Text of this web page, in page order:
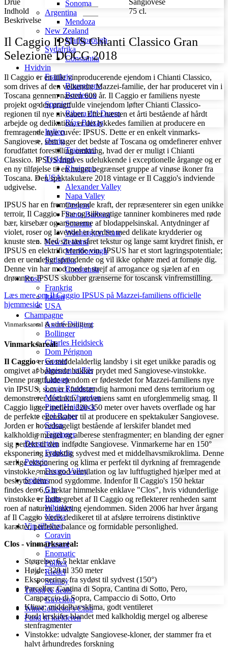
Sonoma
Argentina
Mendoza
New Zealand
Marlborough
Sydafrika
Constantia
Hvidvin
Frankrig
Bourgogne
Bordeaux
Spanien
Ribera del Duero
Rías Baixas
Italien
Østrig
Traisental
Tyskland
Rheingau
USA
Alexander Valley
Napa Valley
Oregon
Santa Barbara
Sonoma
Washington State
New Zealand
Marlborough
Sydafrika
Constantia
Rosé
Frankrig
Italien
USA
Champagne
André Diligent
Bollinger
Charles Heidsieck
Dom Pérignon
Gosset
Janisson et Fils
Lanson
Louis Roederer
Móet et Chandon
Piper Heidsieck
Pol Roger
Salon
Taittinger
Dessertvin
Frankrig
Portvin
Douro Valley
Spiritus
Gin
Rom
Whiskey
Vodka
Vin tilbehør
Coravin
Durand
Enomatic
Pulltex
Riedel
Stanley
Tilbud & deals
Gavekort
WineCollector's Club
Fund til kælderen
2018
antal
Drue
Sangiovese
Indhold
75 cl.
Beskrivelse
Il Caggio IPSUS Chianti Classico Gran
Selezione DOCG 2018
Il Caggio er en lille vinproducerende ejendom i Chianti Classico,
som drives af den velkendte Mazzei-familie, der har produceret vin i
Toscana gennem næsten 600 år. Il Caggio er familiens nyeste
projekt og den pragtfulde vinejendom løfter Chianti Classico-
regionen til nye niveauer. Efter næsten et årti bestående af hårdt
arbejde og dedikation, er det lykkedes familien at producere en
fremragende nye cuvée: IPSUS. Dette er en enkelt vinmarks-
Sangiovese, som tager det bedste af Toscana og omdefinerer enhver
forudfattet forestilling omkring, hvad der er muligt i Chianti
Classico. IPSUS frigives udelukkende i exceptionelle årgange og er
en ny tilføjelse til en meget begrænset gruppe af vinøse ikoner fra
Toscana. Den spektakulære 2018 vintage er Il Caggio's indviende
udgivelse.
IPSUS har en fremtrædende kraft, der repræsenterer sin egen unikke
terroir, Il Caggio. Fine og silkeagtige tanniner kombineres med røde
bær, kirsebær og aromaerne af blodappelsinskal. Antydninger af
violet, roser og lavendel er krydret med delikate krydderier og
knuste sten. Med sin tæt såret tekstur og lange samt krydret finish, er
IPSUS en elektrificerende vin. IPSUS har et stort lagringspotentiale;
den er uendeligt spændende og vil ikke ophøre med at fornøje dig.
Denne vin har mod med et strejf af arrogance og sjælen af en
drømmer. IPSUS skubber grænserne for toscansk vinfremstilling.
Læs mere om Il Caggio IPSUS på Mazzei-familiens officielle
hjemmeside
Vinmarksareal & vinfremstilling:
Vinmarksareal:
Il Caggioer en middelalderlig landsby i sit eget unikke paradis og
omgivet af bølgende bakker prydet med Sangiovese-vinstokke.
Denne pragtfulde ejendom er fødestedet for Mazzei-familiens nye
vin IPSUS, som er i fuldstændig harmoni med dens territorium og
demonstrerer distinktiv proveniens samt en uforglemmelig smag. Il
Caggio ligger mellem 320-350 meter over havets overflade og har
de perfekte egenskaber til at producere en spektakulær Sangiovese.
Jorden er hovedsageligt bestående af lerskifer blandet med
kalkholdig mergel og alberese stenfragmenter; en blanding der egner
sig perfekt til den indfødte Sangiovese. Vinmarkerne har en 150°
eksponering sydøstlig sydvest med et middelhavsmikroklima. Denne
særlige eksponering og klima er perfekt til dyrkning af fremragende
vinstokke, mens god ventilation og lav luftfugtighed hjælper med at
beskytte dem mod sygdomme. Indenfor Il Caggio's 150 hektar
findes den 6,5 hektar himmelske enklave "Clos", hvis vidunderlige
vinstokke er indbegrebet af Il Caggio og reflekterer renheden samt
roen af naturen omkring ejendommen. Siden 2006 har hver årgang
af Il Caggio været dedikeret til at afsløre terroirens distinktive
karakter, perfekte balance og formidable personlighed.
Clos - vinmarksareal:
Størrelse: 6,5 hektar enklave
Højde: 320 til 350 meter
Eksponering: fra sydøst til sydvest (150°)
Parceller: Cantina di Sopra, Cantina di Sotto, Pero,
Campaccio di Sopra, Campaccio di Sotto, Orto
Klima: middelhavsklima, godt ventileret
Jord: lerskifer blandet med kalkholdig mergel og alberese
stenfragmenter
Vinstokke: udvalgte Sangiovese-kloner, der stammer fra et
halvt århundredes forskning